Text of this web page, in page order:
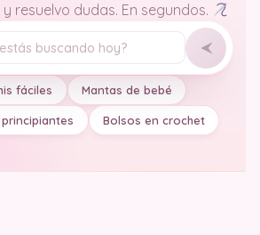
resuelvo dudas. En segundos.
fáciles Mantas de bebé
Bolsos en crochet